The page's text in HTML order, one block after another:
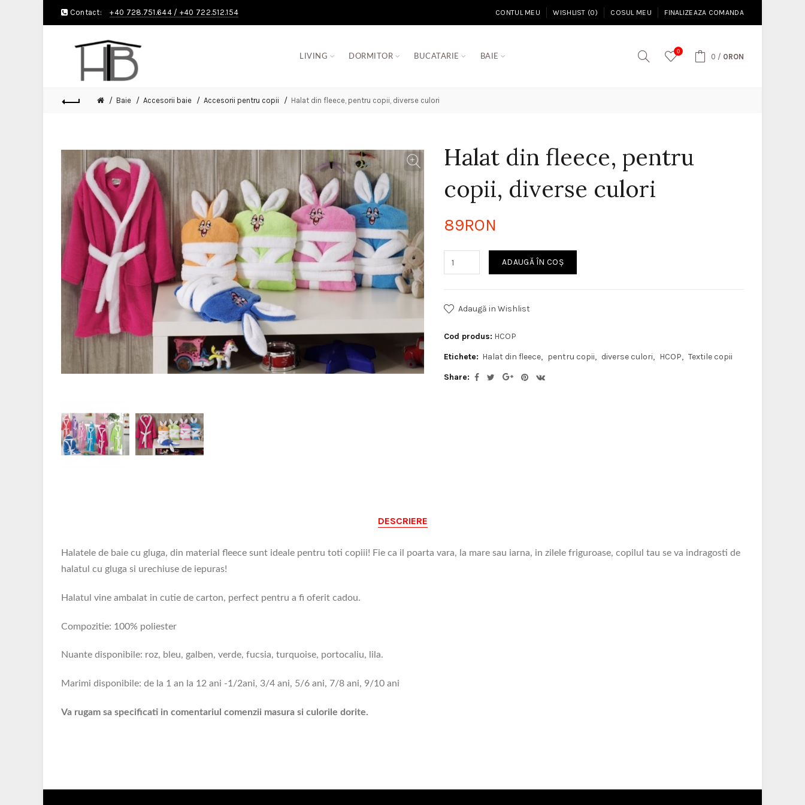
Contact: +40 728.751.644/ +40 722.512.154 CONTUL MEU WISHLIST (0) COSUL MEU FINALIZEAZA COMANDA
LIVING DORMITOR BUCATARIE BAIE
0
0 / 0RON
Baie Accesorii baie Accesorii pentru copii Halat din fleece, pentru copii, diverse culori
Halat din fleece, pentru
copii, diverse culori
89RON
ADAUGĂ ÎN COŞ
Adaugă in Wishlist
Cod produs: HCOP
Etichete: Halat din fleece pentru copii diverse culori HCOP
Textile copii
Share:
DESCRIERE
Halatele de baie cu gluga, din material fleece sunt ideale pentru toti copiii! Fie ca il poarta vara, la mare sau iarna, in zilele friguroase, copilul tau se va indragosti de
halatul cu gluga si urechiuse de iepuras!
Halatul vine ambalat in cutie de carton, perfect pentru a fi oferit cadou.
Compozitie: 100% poliester
Nuante disponibile: roz, bleu, galben, verde, fucsia, turquoise, portocaliu, lila.
Marimi disponibile: de la 1 an la 12 ani -1/2ani, 3/4 ani, 5/6 ani, 7/8 ani, 9/10 ani
Va rugam sa specificati in comentariul comenzii masura si culorile dorite.